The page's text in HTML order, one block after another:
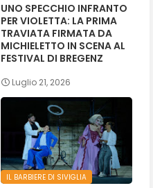
UNO SPECCHIO INFRANTO
PER VIOLETTA: LA PRIMA
TRAVIATA FIRMATA DA
MICHIELETTO IN SCENA AL
FESTIVAL DI BREGENZ
Luglio 21, 2026
IL BARBIERE DI SIVIGLIA